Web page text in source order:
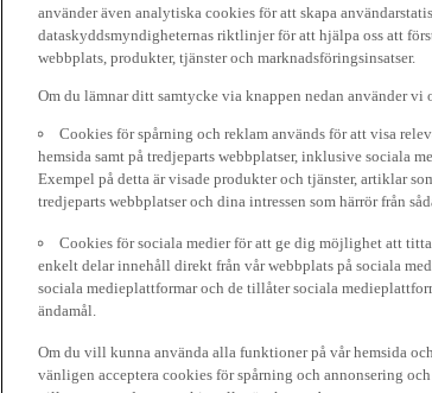
använder även analytiska cookies för att skapa
dataskyddsmyndigheternas riktlinjer för att hjälpa oss att
webbplats, produkter, tjänster och marknadsföringsinsatser.
Om du lämnar ditt samtycke via knappen nedan använder
Cookies för spårning och reklam används för att visa
hemsida samt på tredjeparts webbplatser, inklusive sociala
Exempel på detta är visade produkter och tjänster, artiklar
tredjeparts webbplatser och dina intressen som härrör från
Cookies för sociala medier för att ge dig möjlighet att
enkelt delar innehåll direkt från vår webbplats på sociala
sociala medieplattformar och de tillåter sociala
ändamål.
Om du vill kunna använda alla funktioner på vår hemsida
vänligen acceptera cookies för spårning och annonsering